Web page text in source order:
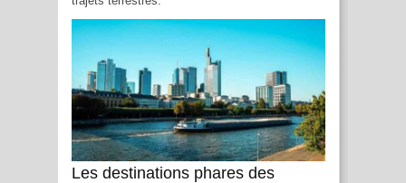
Les destinations phares des